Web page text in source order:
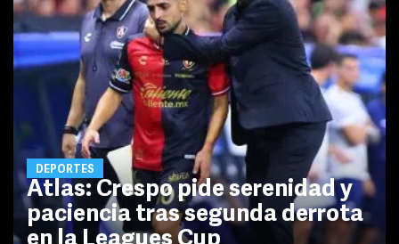
DEPORTES
Atlas: Crespo pide serenidad y
paciencia tras segunda derrota